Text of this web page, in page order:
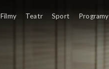
Filmy Teatr Sport Programy